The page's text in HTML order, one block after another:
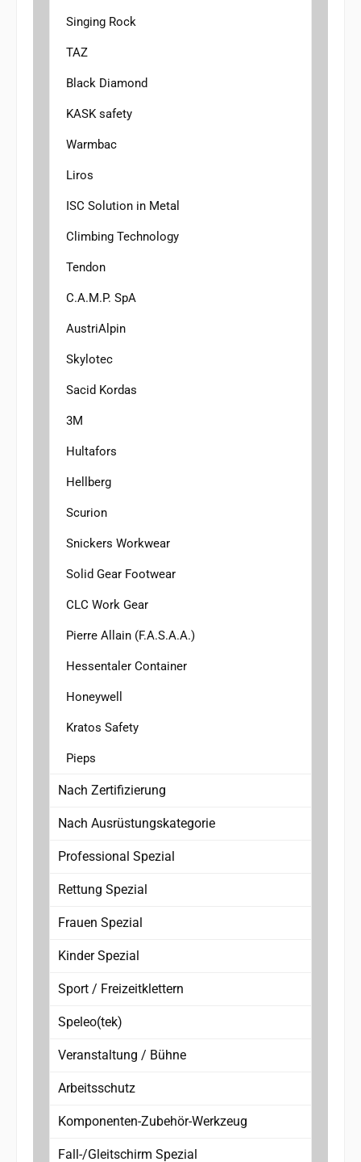
Singing Rock
TAZ
Black Diamond
KASK safety
Warmbac
Liros
ISC Solution in Metal
Climbing Technology
Tendon
C.A.M.P. SpA
AustriAlpin
Skylotec
Sacid Kordas
3M
Hultafors
Hellberg
Scurion
Snickers Workwear
Solid Gear Footwear
CLC Work Gear
Pierre Allain (F.A.S.A.A.)
Hessentaler Container
Honeywell
Kratos Safety
Pieps
Nach Zertifizierung
Nach Ausrüstungskategorie
Professional Spezial
Rettung Spezial
Frauen Spezial
Kinder Spezial
Sport / Freizeitklettern
Speleo(tek)
Veranstaltung / Bühne
Arbeitsschutz
Komponenten-Zubehör-Werkzeug
Fall-/Gleitschirm Spezial